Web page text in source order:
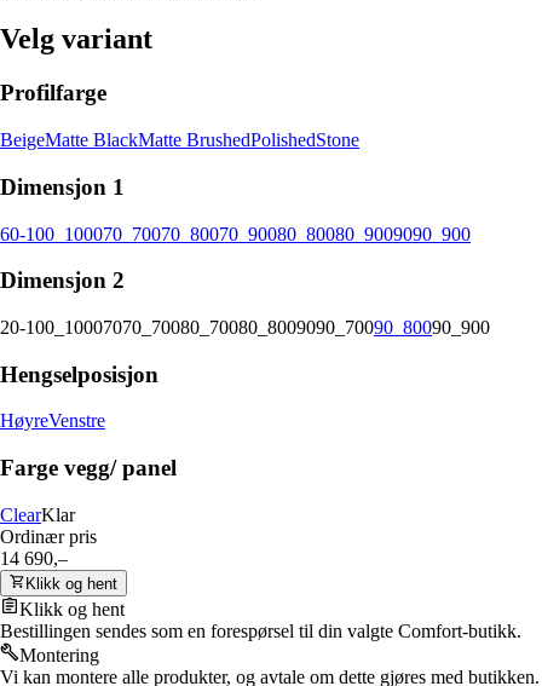
Velg variant
Profilfarge
BeigeMatte BlackMatte BrushedPolishedStone
Dimensjon 1
60-100_100070_70070_80070_90080_80080_9009090_900
Dimensjon 2
20-100_10007070_70080_70080_8009090_70090_80090_900
Hengselposisjon
HøyreVenstre
Farge vegg/ panel
ClearKlar
Ordinær pris
14 690,–
Klikk og hent
Klikk og hent
Bestillingen sendes som en forespørsel til din valgte Comfort-butikk.
Montering
Vi kan montere alle produkter, og avtale om dette gjøres med butikken.